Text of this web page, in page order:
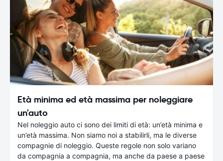
Età minima ed età massima per noleggiare
un'auto
Nel noleggio auto ci sono dei limiti di età: un’età minima e
un’età massima. Non siamo noi a stabilirli, ma le diverse
compagnie di noleggio. Queste regole non solo variano
da compagnia a compagnia, ma anche da paese a paese